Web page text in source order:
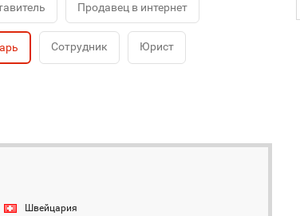
Продавец в интернет
Сотрудник Юрист
Швейцария